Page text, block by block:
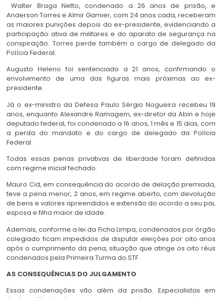
Walter Braga Netto, condenado a 26 anos de prisão, e
Anderson Torres e Almir Garnier, com 24 anos cada, receberam
as maiores punições depois do ex-presidente, evidenciando a
participação ativa de militares e do aparato de segurança na
conspiração. Torres perde também o cargo de delegado da
Polícia Federal.
Augusto Heleno foi sentenciado a 21 anos, confirmando o
envolvimento de uma das figuras mais próximas ao ex-
presidente.
Já o ex-ministro da Defesa Paulo Sérgio Nogueira recebeu 19
anos, enquanto Alexandre Ramagem, ex-diretor da Abin e hoje
deputado federal, foi condenado a 16 anos, 1 mês e 15 dias, com
a perda do mandato e do cargo de delegado da Polícia
Federal.
Todas essas penas privativas de liberdade foram definidas
com regime inicial fechado.
Mauro Cid, em consequência do acordo de delação premiada,
teve a pena menor, 2 anos, em regime aberto, com devolução
de bens e valores apreendidos e extensão do acordo a seu pai,
esposa e filha maior de idade.
Ademais, conforme a lei da Ficha Limpa, condenados por órgão
colegiado ficam impedidos de disputar eleições por oito anos
após o cumprimento da pena, situação que atinge os oito réus
condenados pela Primeira Turma do STF.
AS CONSEQUÊNCIAS DO JULGAMENTO
Essas condenações vão além da prisão. Especialistas em